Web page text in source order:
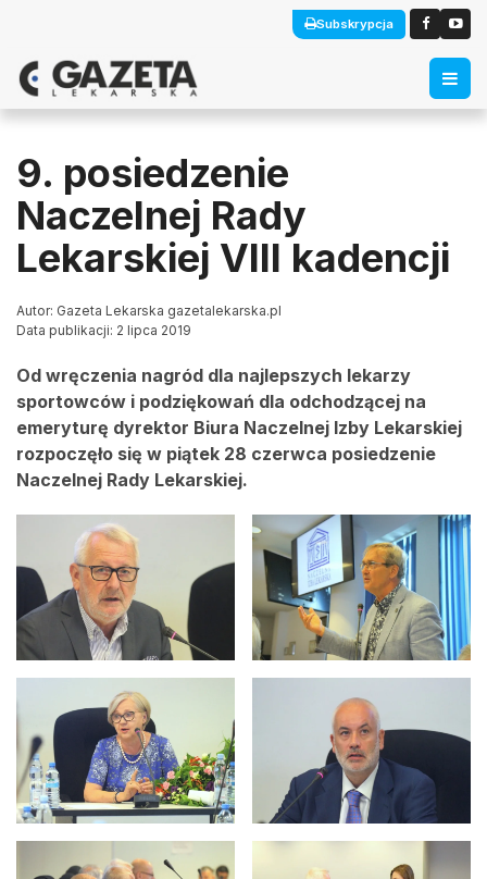
Subskrypcja
9. posiedzenie
Naczelnej Rady
Lekarskiej VIII kadencji
Autor: Gazeta Lekarska gazetalekarska.pl
Data publikacji: 2 lipca 2019
Od wręczenia nagród dla najlepszych lekarzy
sportowców i podziękowań dla odchodzącej na
emeryturę dyrektor Biura Naczelnej Izby Lekarskiej
rozpoczęło się w piątek 28 czerwca posiedzenie
Naczelnej Rady Lekarskiej.